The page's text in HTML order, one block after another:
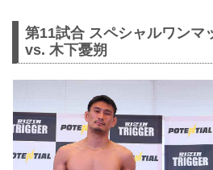
第11試合 スペシャルワンマ
vs. 木下憂朔